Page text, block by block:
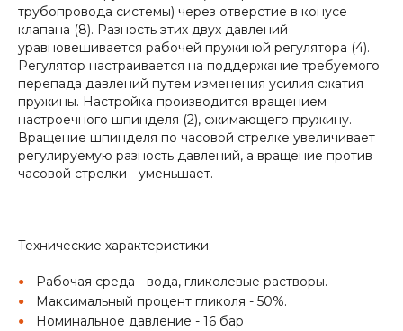
трубопровода системы) через отверстие в конусе
клапана (8). Разность этих двух давлений
уравновешивается рабочей пружиной регулятора (4).
Регулятор настраивается на поддержание требуемого
перепада давлений путем изменения усилия сжатия
пружины. Настройка производится вращением
настроечного шпинделя (2), сжимающего пружину.
Вращение шпинделя по часовой стрелке увеличивает
регулируемую разность давлений, а вращение против
часовой стрелки - уменьшает.
Технические характеристики:
Рабочая среда - вода, гликолевые растворы.
Максимальный процент гликоля - 50%.
Номинальное давление - 16 бар